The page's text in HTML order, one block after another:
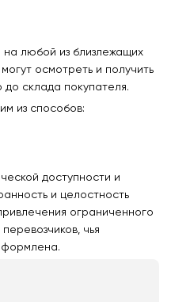
на любой из близлежащих
осмотреть и получить
до склада покупателя.
из способов:
доступности и
и целостность
ограниченного
чья